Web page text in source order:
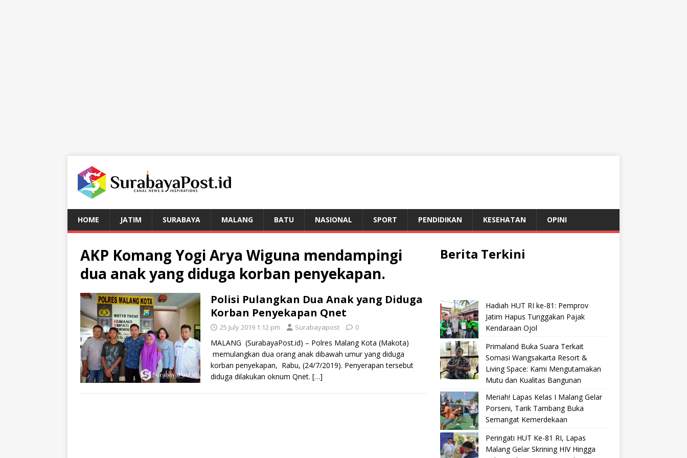
HOME JATIM SURABAYA MALANG BATU NASIONAL SPORT PENDIDIKAN KESEHATAN OPINI
AKP Komang Yogi Arya Wiguna mendampingi
dua anak yang diduga korban penyekapan.
Polisi Pulangkan Dua Anak yang Diduga
Korban Penyekapan Qnet
25 July 2019 1:12 pm Surabayapost 0
MALANG (SurabayaPost.id) – Polres Malang Kota (Makota)
memulangkan dua orang anak dibawah umur yang diduga
korban penyekapan, Rabu, (24/7/2019). Penyerapan tersebut
diduga dilakukan oknum Qnet. […]
Berita Terkini
Hadiah HUT RI ke-81: Pemprov
Jatim Hapus Tunggakan Pajak
Kendaraan Ojol
Primaland Buka Suara Terkait
Somasi Wangsakarta Resort &
Living Space: Kami Mengutamakan
Mutu dan Kualitas Bangunan
Meriah! Lapas Kelas I Malang Gelar
Porseni, Tarik Tambang Buka
Semangat Kemerdekaan
Peringati HUT Ke-81 RI, Lapas
Malang Gelar Skrining HIV Hingga